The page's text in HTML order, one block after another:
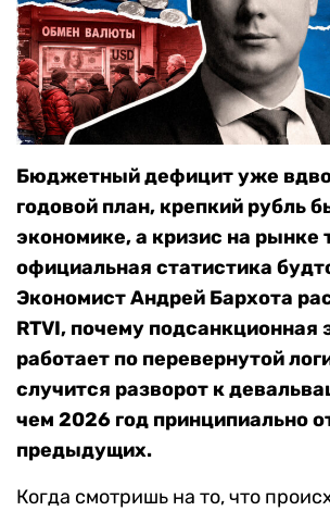
Бюджетный дефицит уже
годовой план, крепкий рубль
экономике, а кризис на рынке
официальная статистика
Экономист Андрей Бархота
RTVI, почему подсанкционная
работает по перевернутой
случится разворот к
чем 2026 год принципиально
предыдущих.
Когда смотришь на то, что